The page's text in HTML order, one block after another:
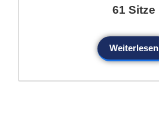
61 Sitze
Weiterlesen